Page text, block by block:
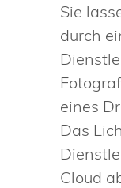
Sie
durch
eines
Das
Cloud